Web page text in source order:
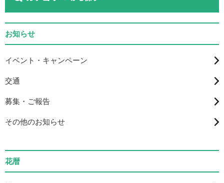
お知らせ
イベント・キャンペーン
交通
募集・ご報告
その他のお知らせ
花暦